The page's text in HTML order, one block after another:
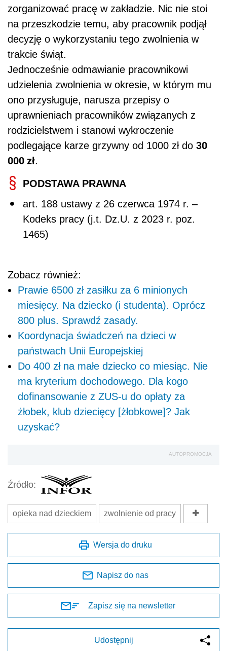
zorganizować pracę w zakładzie. Nic nie stoi
na przeszkodzie temu, aby pracownik podjął
decyzję o wykorzystaniu tego zwolnienia w
trakcie świąt.
Jednocześnie odmawianie pracownikowi
udzielenia zwolnienia w okresie, w którym mu
ono przysługuje, narusza przepisy o
uprawnieniach pracowników związanych z
rodzicielstwem i stanowi wykroczenie
podlegające karze grzywny od 1000 zł do 30
000 zł.
PODSTAWA PRAWNA
art. 188 ustawy z 26 czerwca 1974 r. –
Kodeks pracy (j.t. Dz.U. z 2023 r. poz.
1465)
Zobacz również:
Prawie 6500 zł zasiłku za 6 minionych
miesięcy. Na dziecko (i studenta). Oprócz
800 plus. Sprawdź zasady.
Koordynacja świadczeń na dzieci w
państwach Unii Europejskiej
Do 400 zł na małe dziecko co miesiąc. Nie
ma kryterium dochodowego. Dla kogo
dofinansowanie z ZUS-u do opłaty za
żłobek, klub dziecięcy [żłobkowe]? Jak
uzyskać?
AUTOPROMOCJA
Źródło:
opieka nad dzieckiem zwolnienie od pracy
Wersja do druku
Napisz do nas
Zapisz się na newsletter
Udostępnij